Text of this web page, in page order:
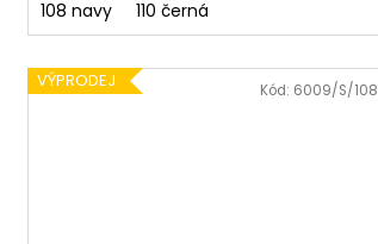
108 navy 110 černá
VÝPRODEJ Kód: 6009/S/108